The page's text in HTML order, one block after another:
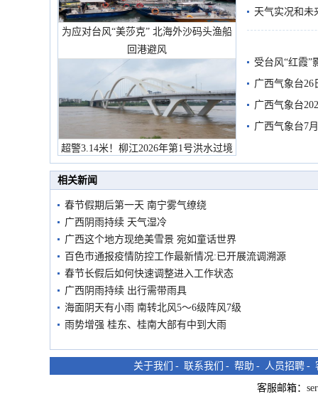
为应对台风“美莎克” 北海外沙码头渔船
回港避风
超警3.14米！柳江2026年第1号洪水过境
市民在堤岸见证汛况
天气实况和未
受台风“红霞”
有较强降雨
广西气象台26
广西气象台
预警
广西气象台7
相关新闻
春节假期后第一天 南宁雾气缭绕
广西阴雨持续 天气湿冷
广西这个地方现绝美雪景 宛如童话世界
百色市通报疫情防控工作最新情况:已开展流调溯源
春节长假后如何快速调整进入工作状态
广西阴雨持续 出行需带雨具
海面阴天有小雨 南转北风5～6级阵风7级
雨势增强 桂东、桂南大部有中到大雨
关于我们 - 联系我们 - 帮助 - 人员招聘 -
客服邮箱：